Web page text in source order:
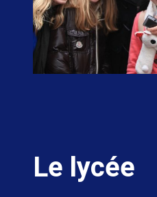
Le lycée